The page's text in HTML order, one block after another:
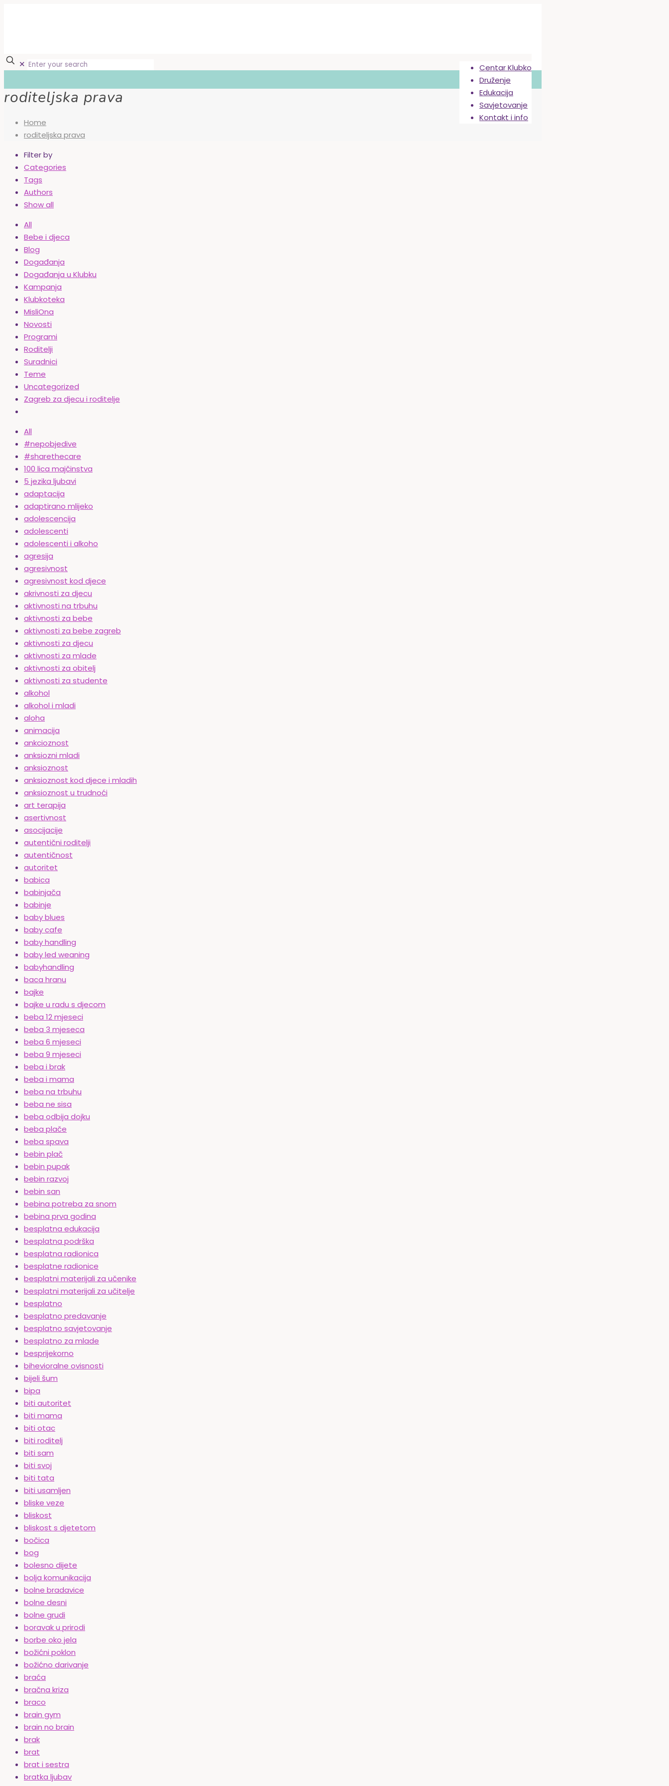
Centar Klubko
Druženje
Edukacija
Savjetovanje
Kontakt i info
✕
roditeljska prava
Home
roditeljska prava
Filter by
Categories
Tags
Authors
Show all
All
Bebe i djeca
Blog
Događanja
Događanja u Klubku
Kampanja
Klubkoteka
MisliOna
Novosti
Programi
Roditelji
Suradnici
Teme
Uncategorized
Zagreb za djecu i roditelje
All
#nepobjedive
#sharethecare
100 lica majčinstva
5 jezika ljubavi
adaptacija
adaptirano mlijeko
adolescencija
adolescenti
adolescenti i alkoho
agresija
agresivnost
agresivnost kod djece
akrivnosti za djecu
aktivnosti na trbuhu
aktivnosti za bebe
aktivnosti za bebe zagreb
aktivnosti za djecu
aktivnosti za mlade
aktivnosti za obitelj
aktivnosti za studente
alkohol
alkohol i mladi
aloha
animacija
ankcioznost
anksiozni mladi
anksioznost
anksioznost kod djece i mladih
anksioznost u trudnoći
art terapija
asertivnost
asocijacije
autentični roditelji
autentičnost
autoritet
babica
babinjača
babinje
baby blues
baby cafe
baby handling
baby led weaning
babyhandling
baca hranu
bajke
bajke u radu s djecom
beba 12 mjeseci
beba 3 mjeseca
beba 6 mjeseci
beba 9 mjeseci
beba i brak
beba i mama
beba na trbuhu
beba ne sisa
beba odbija dojku
beba plače
beba spava
bebin plač
bebin pupak
bebin razvoj
bebin san
bebina potreba za snom
bebina prva godina
besplatna edukacija
besplatna podrška
besplatna radionica
besplatne radionice
besplatni materijali za učenike
besplatni materijali za učitelje
besplatno
besplatno predavanje
besplatno savjetovanje
besplatno za mlade
besprijekorno
bihevioralne ovisnosti
bijeli šum
bipa
biti autoritet
biti mama
biti otac
biti roditelj
biti sam
biti svoj
biti tata
biti usamljen
bliske veze
bliskost
bliskost s djetetom
bočica
bog
bolesno dijete
bolja komunikacija
bolne bradavice
bolne desni
bolne grudi
boravak u prirodi
borbe oko jela
božićni poklon
božićno darivanje
braća
bračna kriza
braco
brain gym
brain no brain
brak
brat
brat i sestra
bratka ljubav